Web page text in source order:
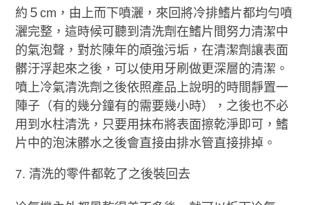
約５cm，由上而下噴灑，來回將冷排鰭片都均勻噴
灑完整，這時候可聽到清洗劑在鰭片間努力清潔中
的氣泡聲，對於陳年的頑強污垢，在清潔劑讓表面
髒汙浮起來之後，可以使用牙刷做更深層的清潔。
噴上冷氣清洗劑之後依照產品上說明的時間靜置一
陣子（有的幾分鐘有的需要幾小時），之後也不必
用到水柱清洗，只要用抹布將表面擦乾淨即可，鰭
片中的泡沫髒水之後會直接由排水管直接排掉。
清洗的零件都乾了之後裝回去